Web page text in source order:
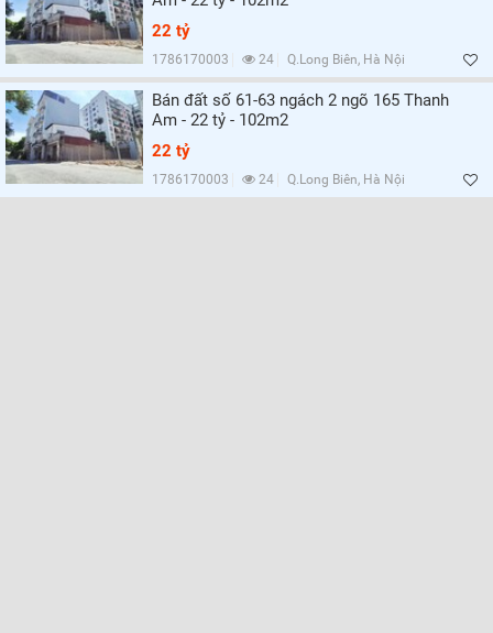
Tất cả
HƯỚNG CỬA CHÍNH
Tất cả
HƯỚNG BAN CÔNG
Tất cả
GIẤY TỜ PHÁP LÝ
Tất cả
Lọc
22 tỷ
1786170003 24 Q.Long Biên, Hà Nội
Bán đất số 61-63 ngách 2 ngõ 165 Thanh
Am - 22 tỷ - 102m2
22 tỷ
1786170003 24 Q.Long Biên, Hà Nội